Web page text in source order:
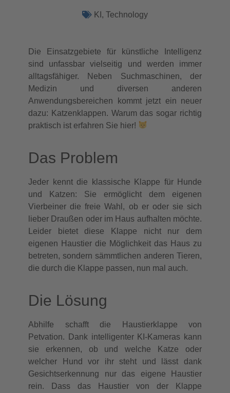
KI , Technology
Die Einsatzgebiete für künstliche Intelligenz
sind unfassbar vielseitig und werden immer
alltagsfähiger. Neben Suchmaschinen, der
Medizin und diversen anderen
Anwendungsbereichen kommt jetzt ein neuer
dazu: Katzenklappen. Warum das sogar richtig
praktisch ist erfahren Sie hier!
Das Problem
Jeder kennt die klassische Klappe für Hunde
und Katzen: Sie ermöglicht dem eigenen
Vierbeiner die freie Wahl, ob er oder sie sich
lieber Draußen oder im Haus aufhalten möchte.
Leider bietet diese Klappe nicht nur dem
eigenen Haustier die Möglichkeit das Haus zu
betreten, sondern sämmtlichen anderen Tieren,
die durch die Klappe passen, nun mal auch.
Die Lösung
Abhilfe schafft die Haustierklappe von
Petvation. Dank intelligenter KI-Kameras kann
sie erkennen, ob und welche Katze oder
welcher Hund vor ihr steht und lässt dank
Gesichtserkennung nur das eigene Haustier
rein. Dass das Haustier von der Klappe